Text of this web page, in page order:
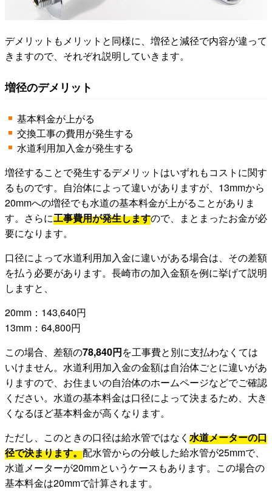
デメリットもメリットと同様に、増径と減径で内容が違って
きますので、それぞれ説明していきます。
増径のデメリット
基本料金が上がる
交換工事の費用が発生する
水道利用加入金が発生する
増径することで発生するデメリットはいずれもコストに関す
るものです。自治体によって違いがありますが、13mmから
20mmへの増径でも水道の基本料金が上がることがありま
す。さらに工事費用が発生しますので、まとまったお金が必
要になります。
口径によって水道利用加入金に違いがある場合は、その差額
を払う必要があります。長崎市の加入金額を例に挙げて説明
しますと、
20mm：143,640円
13mm：64,800円
この場合、差額の78,840円を工事費と別に支払わなくては
いけません。水道利用加入金の金額は自治体ごとに違いがあ
りますので、お住まいの自治体のホームページなどでご確認
ください。水道の基本料金は口径によって決まるため、大き
くなるほど基本料金が高くなります。
ただし、このときの口径は給水管ではなく 水道メーターの口
径で決まります。配水管からの分岐した給水管が25mmで、
水道メーターが20mmというケースもあります。この場合の
基本料金は20mmで計算されます。